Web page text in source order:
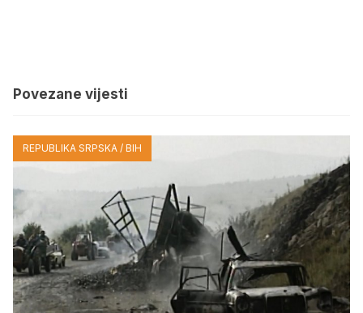
Povezane vijesti
REPUBLIKA SRPSKA / BIH